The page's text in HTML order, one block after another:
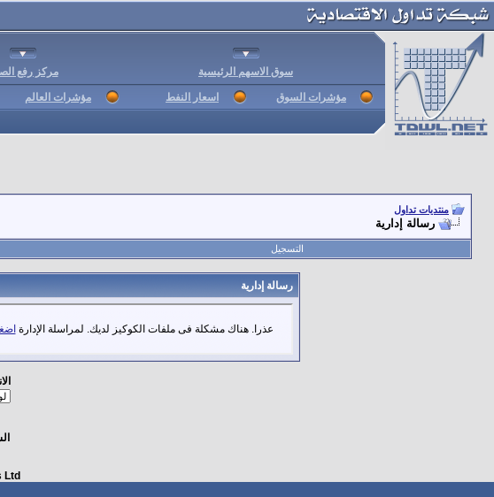
سوق الاسهم الرئيسية مركز رفع
مؤشرات السوق اسعار النفط مؤشرات العالم
منتديات تداول
رسالة إدارية
التسجيل
رسالة إدارية
عذرا. هناك مشكلة فى ملفات الكوكيز لديك. لمراسلة الإدارة